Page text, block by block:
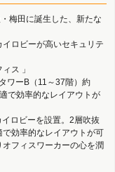
梅田に誕生した、新たな
ロビーが高いセキュリテ
ス 」
ワーB（11～37階）約
で効率的なレイアウトが
ロビーを設置。2層吹抜
効率的なレイアウトが可
フィスワーカーの心を潤